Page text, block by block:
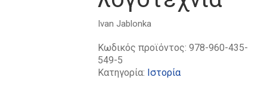
Ivan Jablonka
Κωδικός προϊόντος:978-960-435-
549-5
Κατηγορία: Ιστορία